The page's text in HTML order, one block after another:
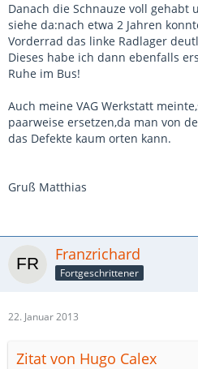
Danach die Schnauze voll
siehe da:nach etwa 2 Jahren
Vorderrad das linke Radlager
Dieses habe ich dann ebenfalls
Ruhe im Bus!
Auch meine VAG Werkstatt
paarweise ersetzen,da man von
das Defekte kaum orten kann.
Gruß Matthias
Franzrichard
Fortgeschrittener
22. Januar 2013
Zitat von Hugo Calex